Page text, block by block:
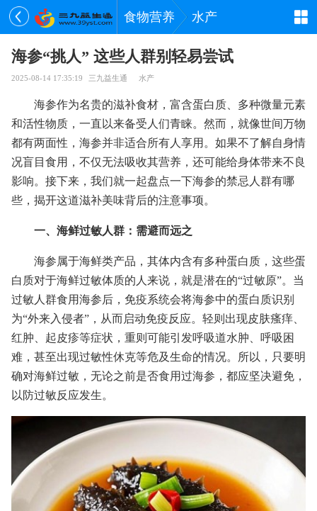
食物营养 水产
海参“挑人” 这些人群别轻易尝试
2025-08-14 17:35:19 三九益生通 水产
海参作为名贵的滋补食材，富含蛋白质、多种微量元素
和活性物质，一直以来备受人们青睐。然而，就像世间万物
都有两面性，海参并非适合所有人享用。如果不了解自身情
况盲目食用，不仅无法吸收其营养，还可能给身体带来不良
影响。接下来，我们就一起盘点一下海参的禁忌人群有哪
些，揭开这道滋补美味背后的注意事项。
一、海鲜过敏人群：需避而远之
海参属于海鲜类产品，其体内含有多种蛋白质，这些蛋
白质对于海鲜过敏体质的人来说，就是潜在的“过敏原”。当
过敏人群食用海参后，免疫系统会将海参中的蛋白质识别
为“外来入侵者”，从而启动免疫反应。轻则出现皮肤瘙痒、
红肿、起皮疹等症状，重则可能引发呼吸道水肿、呼吸困
难，甚至出现过敏性休克等危及生命的情况。所以，只要明
确对海鲜过敏，无论之前是否食用过海参，都应坚决避免，
以防过敏反应发生。